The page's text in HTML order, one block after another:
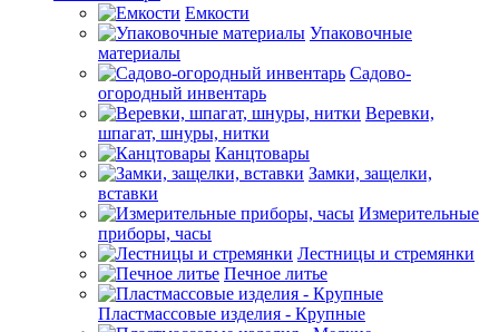
Емкости
Упаковочные
материалы
Садово-
огородный инвентарь
Веревки,
шпагат, шнуры, нитки
Канцтовары
Замки, защелки,
вставки
Измерительные
приборы, часы
Лестницы и стремянки
Печное литье
Пластмассовые изделия - Крупные